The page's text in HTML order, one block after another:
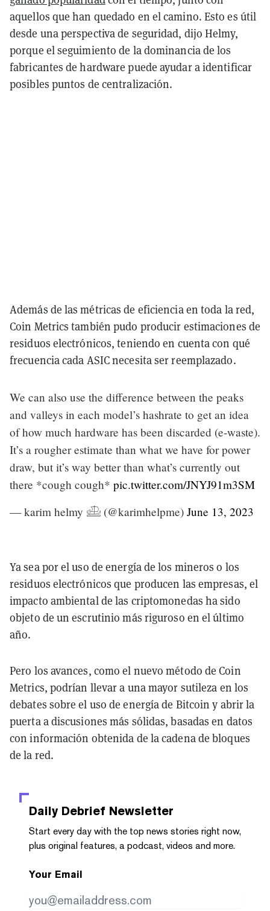
aquellos que han quedado en el camino. Esto es útil
desde una perspectiva de seguridad, dijo Helmy,
porque el seguimiento de la dominancia de los
fabricantes de hardware puede ayudar a identificar
posibles puntos de centralización.
Además de las métricas de eficiencia en toda la red,
Coin Metrics también pudo producir estimaciones de
residuos electrónicos, teniendo en cuenta con qué
frecuencia cada ASIC necesita ser reemplazado.
We can also use the difference between the peaks
and valleys in each model’s hashrate to get an idea
of how much hardware has been discarded (e-waste).
It’s a rougher estimate than what we have for power
draw, but it’s way better than what’s currently out
there *cough cough* pic.twitter.com/JNYJ91m3SM
— karim helmy 𓊝 (@karimhelpme) June 13, 2023
Ya sea por el uso de energía de los mineros o los
residuos electrónicos que producen las empresas, el
impacto ambiental de las criptomonedas ha sido
objeto de un escrutinio más riguroso en el último
año.
Pero los avances, como el nuevo método de Coin
Metrics, podrían llevar a una mayor sutileza en los
debates sobre el uso de energía de Bitcoin y abrir la
puerta a discusiones más sólidas, basadas en datos
con información obtenida de la cadena de bloques
de la red.
Daily Debrief Newsletter
Start every day with the top news stories right now,
plus original features, a podcast, videos and more.
Your Email